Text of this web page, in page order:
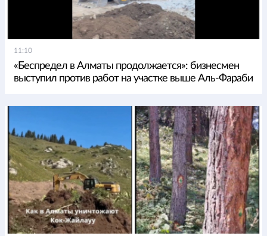
11:10
«Беспредел в Алматы продолжается»: бизнесмен
выступил против работ на участке выше Аль-Фараби